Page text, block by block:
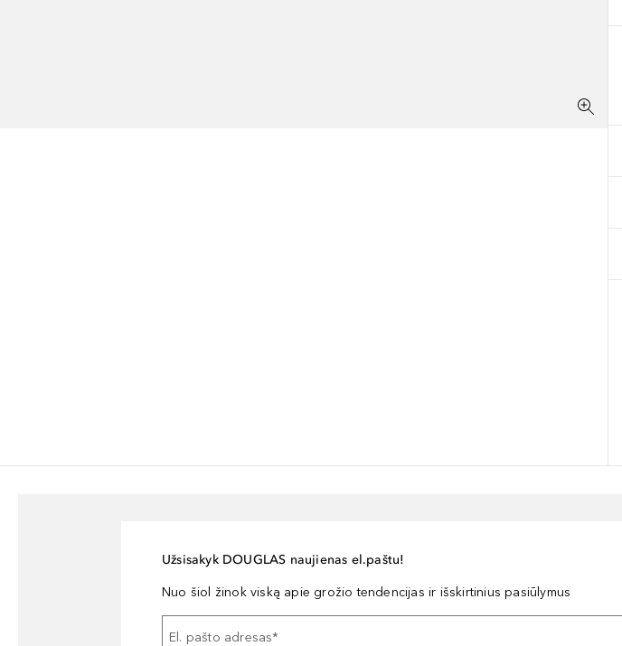
Užsisakyk DOUGLAS naujienas el.paštu!
Nuo šiol žinok viską apie grožio tendencijas ir išskirtinius pasiūlymus
El. pašto adresas*